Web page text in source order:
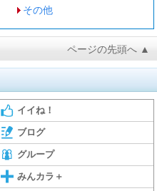
その他
ページの先頭へ ▲
イイね！
ブログ
グループ
みんカラ＋